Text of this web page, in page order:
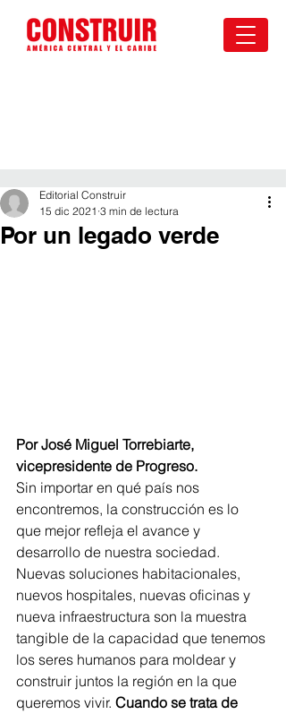
Por un legado verde
Editorial Construir
15 dic 2021 3 min de lectura
Por José Miguel Torrebiarte,
vicepresidente de Progreso.
Sin importar en qué país nos
encontremos, la construcción es lo
que mejor refleja el avance y
desarrollo de nuestra sociedad.
Nuevas soluciones habitacionales,
nuevos hospitales, nuevas oficinas y
nueva infraestructura son la muestra
tangible de la capacidad que tenemos
los seres humanos para moldear y
construir juntos la región en la que
queremos vivir. Cuando se trata de